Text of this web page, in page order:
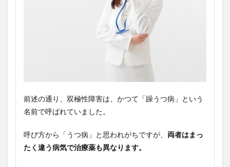
前述の通り、双極性障害は、かつて「躁うつ病」という
名前で呼ばれていました。
呼び方から「うつ病」と思われがちですが、 両者はまっ
たく違う病気で治療薬も異なります。